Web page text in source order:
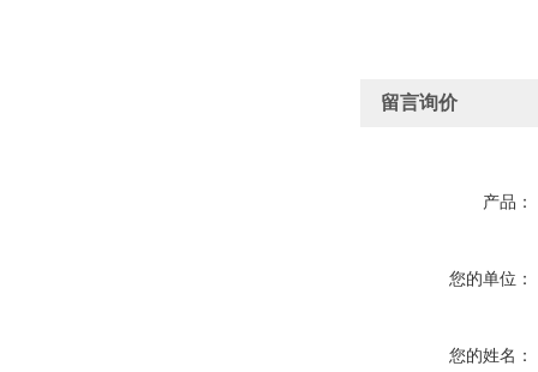
留言询价
产品：
您的单位：
您的姓名：